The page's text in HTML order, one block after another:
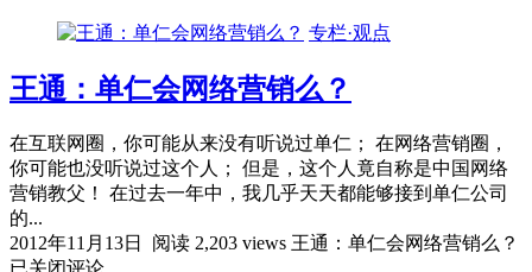
专栏·观点
王通：单仁会网络营销么？
在互联网圈，你可能从来没有听说过单仁； 在网络营销圈，
你可能也没听说过这个人； 但是，这个人竟自称是中国网络
营销教父！ 在过去一年中，我几乎天天都能够接到单仁公司
的...
2012年11月13日
阅读 2,203 views 王通：单仁会网络营销么？
已关闭评论